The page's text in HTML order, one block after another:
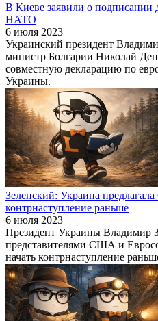
В Киеве заявили о подписании
НАТО
6 июля 2023
Украинский президент
министр Болгарии Николай
совместную декларацию по
Украины.
Зеленский: Украина
контрнаступление раньше
6 июля 2023
Президент Украины Владимир
представителями США и
начать контрнаступление